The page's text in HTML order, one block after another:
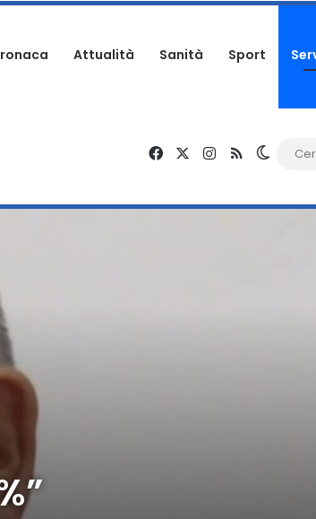
Attualità Sanità Sport
FacebookInstagram
RSS